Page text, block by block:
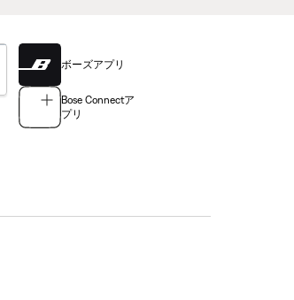
Toggle ボーズアプリ
Bose Connectア
プリ